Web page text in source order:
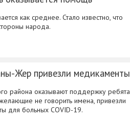
как среднее. Стало известно, что
народа.
Жер привезли медикаменты
района оказывают поддержку ребята
не говорить имена, привезли
для больных COVID-19.